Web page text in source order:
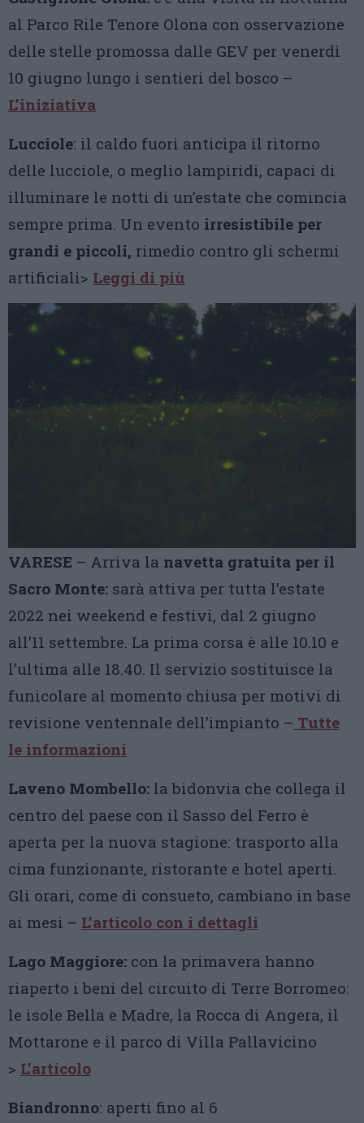
al Parco Rile Tenore Olona con osservazione
delle stelle promossa dalle GEV per venerdì
10 giugno lungo i sentieri del bosco –
L’iniziativa
Lucciole: il caldo fuori anticipa il ritorno
delle lucciole, o meglio lampiridi, capaci di
illuminare le notti di un’estate che comincia
sempre prima. Un evento irresistibile per
grandi e piccoli, rimedio contro gli schermi
artificiali> Leggi di più
VARESE – Arriva la navetta gratuita per il
Sacro Monte: sarà attiva per tutta l’estate
2022 nei weekend e festivi, dal 2 giugno
all’11 settembre. La prima corsa è alle 10.10 e
l’ultima alle 18.40. Il servizio sostituisce la
funicolare al momento chiusa per motivi di
revisione ventennale dell’impianto – Tutte
le informazioni
Laveno Mombello: la bidonvia che collega il
centro del paese con il Sasso del Ferro è
aperta per la nuova stagione: trasporto alla
cima funzionante, ristorante e hotel aperti.
Gli orari, come di consueto, cambiano in base
ai mesi – L’articolo con i dettagli
Lago Maggiore: con la primavera hanno
riaperto i beni del circuito di Terre Borromeo:
le isole Bella e Madre, la Rocca di Angera, il
Mottarone e il parco di Villa Pallavicino
> L’articolo
Biandronno: aperti fino al 6